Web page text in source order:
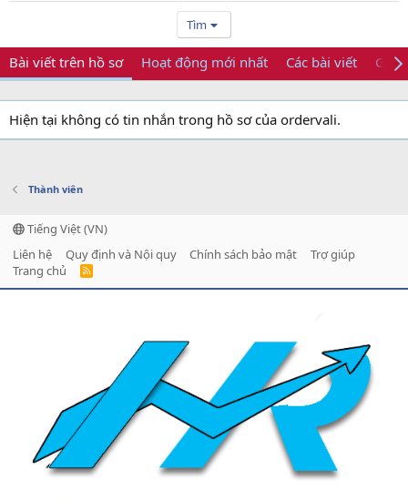
Tìm
Bài viết trên hồ sơ Hoạt động mới nhất Các bài viết Giới
Hiện tại không có tin nhắn trong hồ sơ của ordervali.
Thành viên
Tiếng Việt (VN)
Liên hệ
Quy định và Nội quy Chính sách bảo mật
Trợ giúp
Trang chủ
R